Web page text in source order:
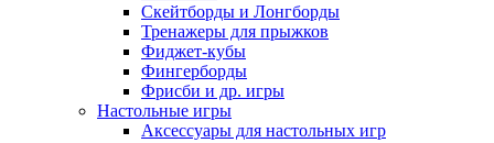
Скейтборды и Лонгборды
Тренажеры для прыжков
Фиджет-кубы
Фингерборды
Фрисби и др. игры
Настольные игры
Аксессуары для настольных игр